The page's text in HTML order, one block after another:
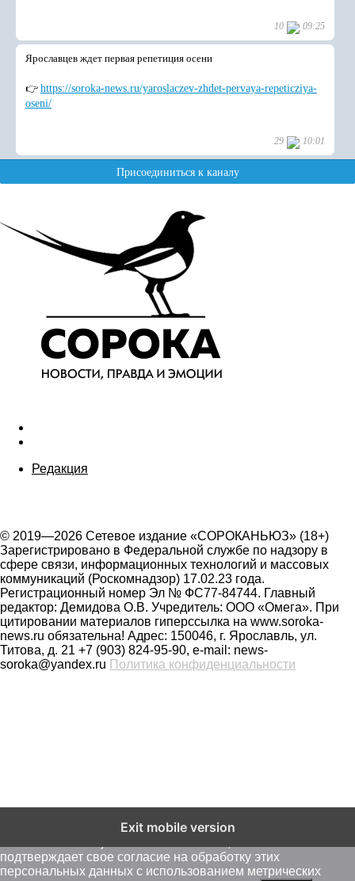
Редакция
© 2019—2026 Сетевое издание «СОРОКАНЬЮЗ» (18+)
Зарегистрировано в Федеральной службе по надзору в
сфере связи, информационных технологий и массовых
коммуникаций (Роскомнадзор) 17.02.23 года.
Регистрационный номер Эл № ФС77-84744. Главный
редактор: Демидова О.В. Учредитель: ООО «Омега». При
цитировании материалов гиперссылка на www.soroka-
news.ru обязательна! Адрес: 150046, г. Ярославль, ул.
Титова, д. 21 +7 (903) 824-95-90, e-mail: news-
soroka@yandex.ru Политика конфиденциальности
Exit mobile version
пользователей (cookie, данные об IP - адресе и
подтверждает свое согласие на обработку этих
персональных данных c использованием метрических